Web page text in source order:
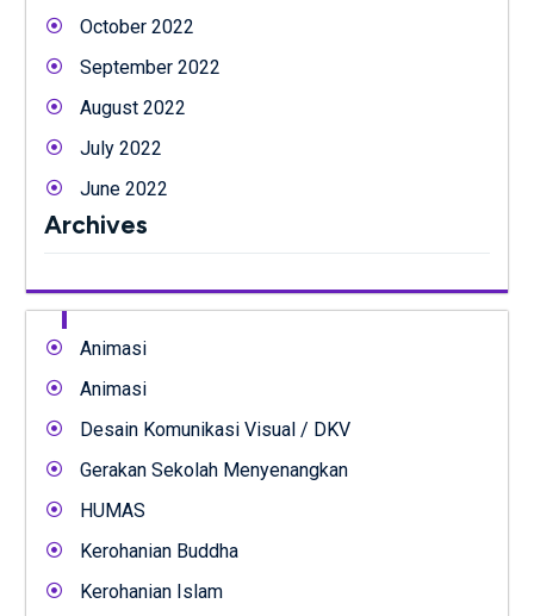
October 2022
September 2022
August 2022
July 2022
June 2022
Archives
Animasi
Animasi
Desain Komunikasi Visual / DKV
Gerakan Sekolah Menyenangkan
HUMAS
Kerohanian Buddha
Kerohanian Islam